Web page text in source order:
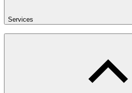
Services